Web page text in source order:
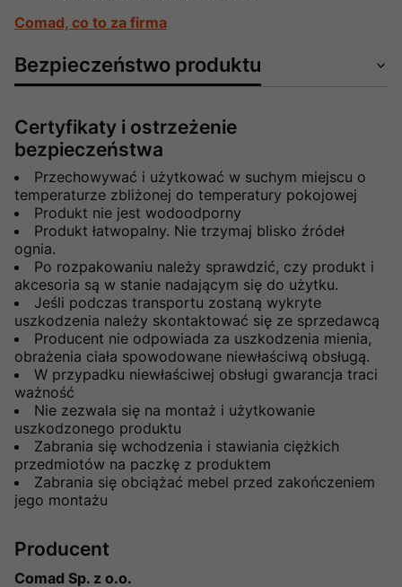
Comad, co to za firma
Bezpieczeństwo produktu
Certyfikaty i ostrzeżenie
bezpieczeństwa
Przechowywać i użytkować w suchym miejscu o
temperaturze zbliżonej do temperatury pokojowej
Produkt nie jest wodoodporny
Produkt łatwopalny. Nie trzymaj blisko źródeł
ognia.
Po rozpakowaniu należy sprawdzić, czy produkt i
akcesoria są w stanie nadającym się do użytku.
Jeśli podczas transportu zostaną wykryte
uszkodzenia należy skontaktować się ze sprzedawcą
Producent nie odpowiada za uszkodzenia mienia,
obrażenia ciała spowodowane niewłaściwą obsługą.
W przypadku niewłaściwej obsługi gwarancja traci
ważność
Nie zezwala się na montaż i użytkowanie
uszkodzonego produktu
Zabrania się wchodzenia i stawiania ciężkich
przedmiotów na paczkę z produktem
Zabrania się obciążać mebel przed zakończeniem
jego montażu
Producent
Comad Sp. z o.o.